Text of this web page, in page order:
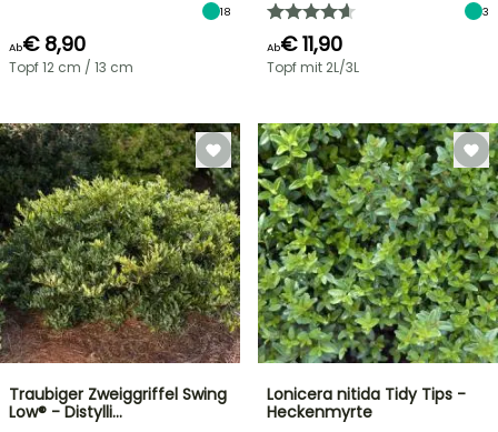
18
Ab€ 8,90
Topf 12 cm / 13 cm
3
Ab€ 11,90
Topf mit 2L/3L
Traubiger Zweiggriffel Swing
Low® - Distylli…
Lonicera nitida Tidy Tips -
Heckenmyrte